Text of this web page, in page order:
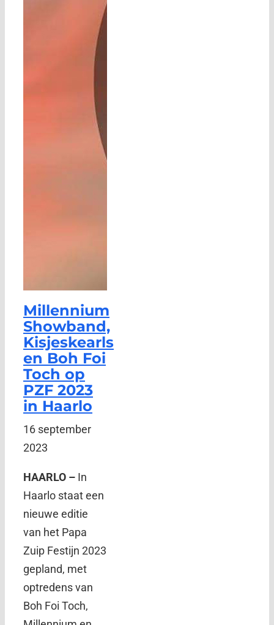
Millennium
Showband,
Kisjeskearls
en Boh Foi
Toch op
PZF 2023
in Haarlo
16 september
2023
HAARLO – In
Haarlo staat een
nieuwe editie
van het Papa
Zuip Festijn 2023
gepland, met
optredens van
Boh Foi Toch,